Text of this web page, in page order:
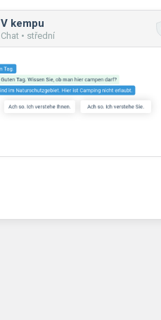
V kempu
Chat • střední